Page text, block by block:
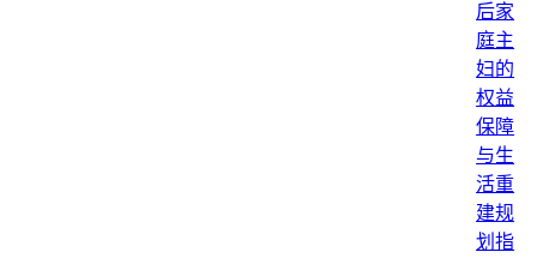
后家
庭主
妇的
权益
保障
与生
活重
建规
划指